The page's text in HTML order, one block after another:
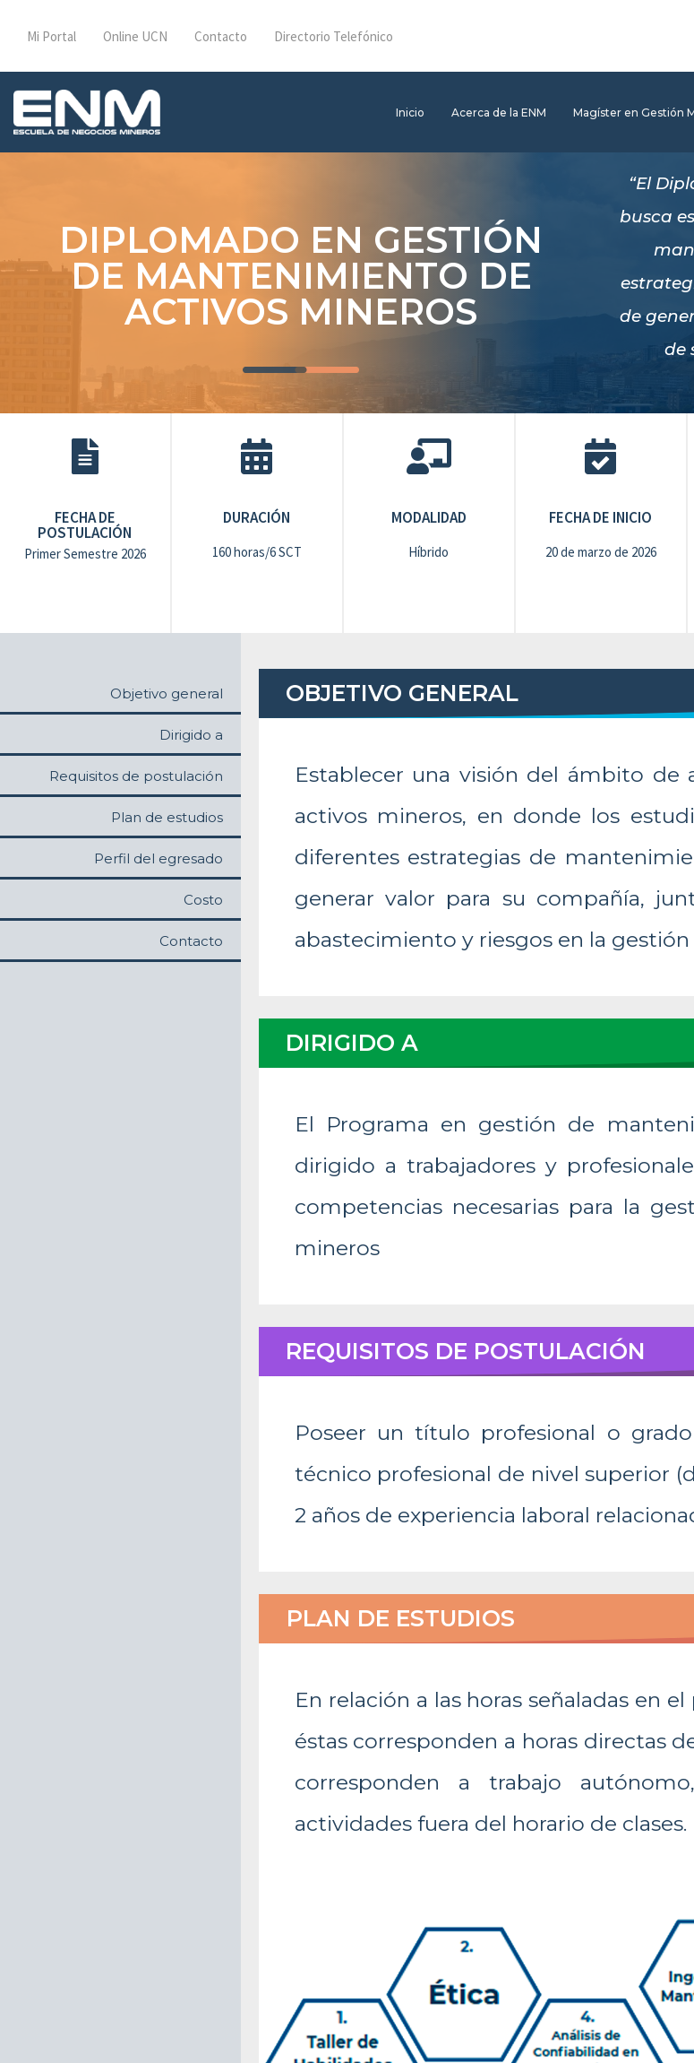
Mi Portal Online UCN Contacto Directorio Telefónico
Inicio Acerca de la ENM Magíster en Gestión
DIPLOMADO EN GESTIÓN
DE MANTENIMIENTO DE
ACTIVOS MINEROS
“El
busca
de
de
FECHA DE
POSTULACIÓN
Primer Semestre 2026
DURACIÓN
160 horas/6 SCT
MODALIDAD
Híbrido
FECHA DE INICIO
20 de marzo de 2026
Objetivo general
Dirigido a
Requisitos de postulación
Plan de estudios
Perfil del egresado
Costo
Contacto
OBJETIVO GENERAL
Establecer una visión del ámbito
activos mineros, en donde los
diferentes estrategias de
generar valor para su compañía,
abastecimiento y riesgos en la
DIRIGIDO A
El Programa en gestión de
dirigido a trabajadores y
competencias necesarias para la
mineros
REQUISITOS DE POSTULACIÓN
Poseer un título profesional o
técnico profesional de nivel superior
2 años de experiencia laboral
PLAN DE ESTUDIOS
En relación a las horas señaladas en
éstas corresponden a horas directas
corresponden a trabajo
actividades fuera del horario de clases.